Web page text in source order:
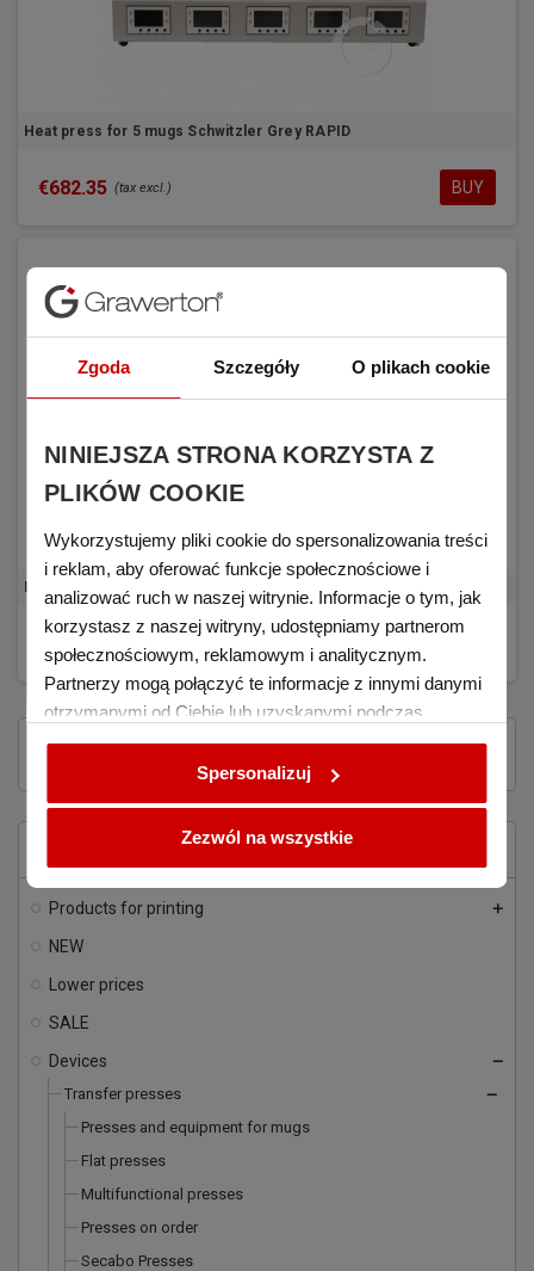
Products for printing add
NEW
Lower prices
SALE
Devices
remove
Transfer presses remove
Presses and equipment for mugs
Flat presses
Multifunctional presses
Presses on order
Secabo Presses
Heat press for 5 mugs Schwitzler Grey RAPID
€682.35 (tax excl.) BUY
Heat press for mugs and water bottles Schwitzler Grey DUAL
€282.12
Showing 1-4 of 4 item(s)
Zgoda Szczegóły O plikach cookie
NINIEJSZA STRONA KORZYSTA Z
PLIKÓW COOKIE
Wykorzystujemy pliki cookie do spersonalizowania treści
i reklam, aby oferować funkcje społecznościowe i
analizować ruch w naszej witrynie. Informacje o tym, jak
korzystasz z naszej witryny, udostępniamy partnerom
społecznościowym, reklamowym i analitycznym.
Partnerzy mogą połączyć te informacje z innymi danymi
otrzymanymi od Ciebie lub uzyskanymi podczas
korzystania z ich usług.
Spersonalizuj
Zezwól na wszystkie